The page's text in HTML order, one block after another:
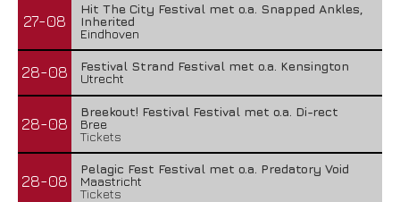
27-08
Hit The City Festival met o.a. Snapped Ankles,
Inherited
Eindhoven
28-08
Festival Strand Festival met o.a. Kensington
Utrecht
28-08
Breekout! Festival Festival met o.a. Di-rect
Bree
Tickets
28-08
Pelagic Fest Festival met o.a. Predatory Void
Maastricht
Tickets